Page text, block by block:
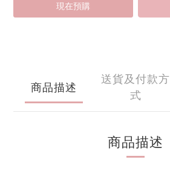
現在預購
商品描述
送貨及付款方
式
商品描述